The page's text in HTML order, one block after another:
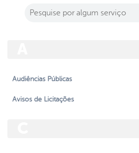
Audiências Públicas
Avisos de Licitações